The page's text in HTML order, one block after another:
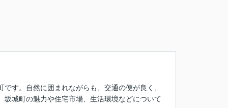
す。自然に囲まれながらも、交通の便が良く、
城町の魅力や住宅市場、生活環境などについて